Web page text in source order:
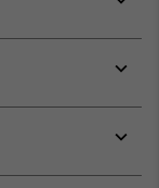
or
or
or